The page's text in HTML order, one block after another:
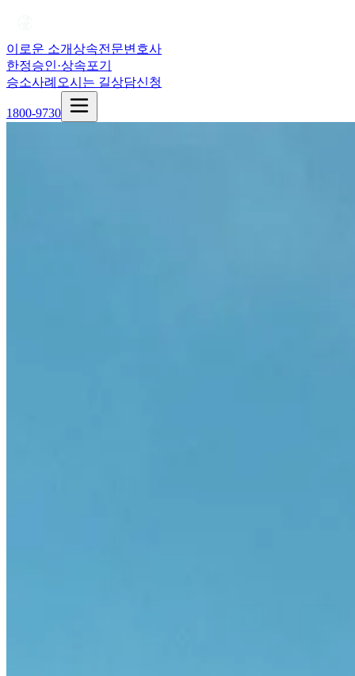
이로운 소개상속전문변호사
한정승인·상속포기
승소사례 오시는 길상담신청
1800-9730